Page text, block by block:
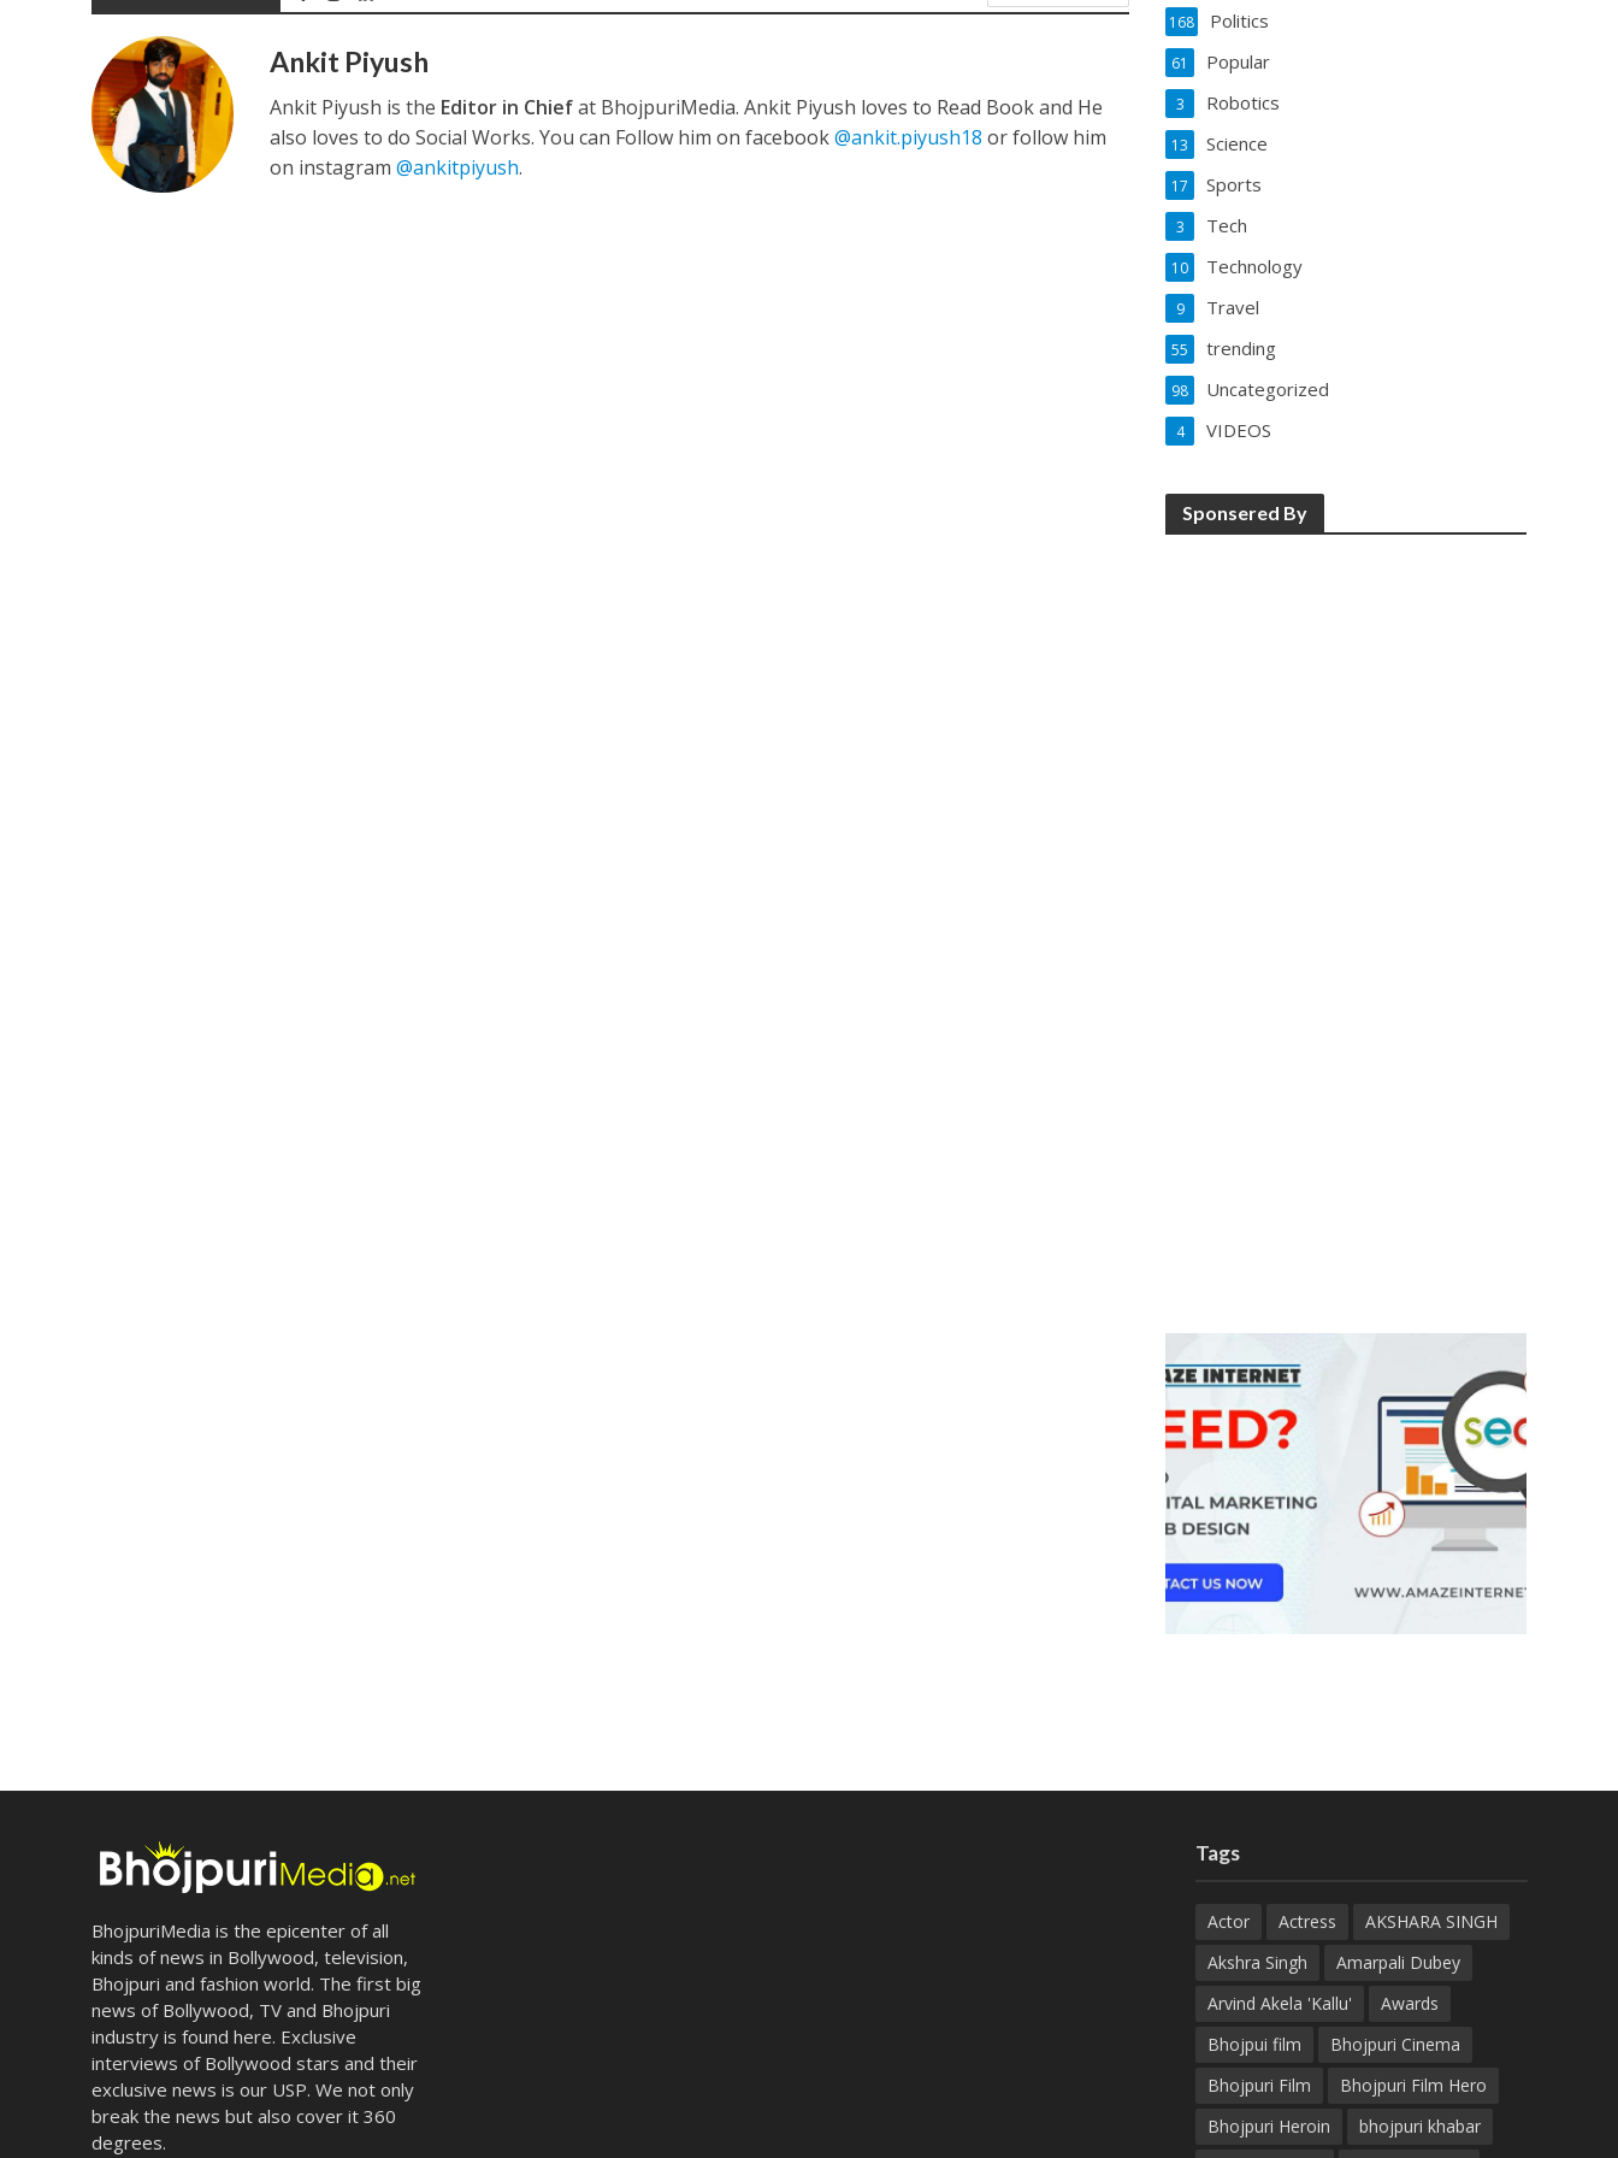
Ankit Piyush
Ankit Piyush is the Editor in Chiefat BhojpuriMedia. Ankit Piyush loves to Read Book and He
also loves to do Social Works. You can Follow him on facebook@ankit.piyush18 or follow him
on instagram@ankitpiyush.
Politics
168
Popular
61
Robotics
3
Science
13
Sports
17
Tech
3
Technology
10
Travel
9
trending
55
Uncategorized
98
VIDEOS
4
Sponsered By
BhojpuriMedia is the epicenter of all
kinds of news in Bollywood, television,
Bhojpuri and fashion world. The first big
news of Bollywood, TV and Bhojpuri
industry is found here. Exclusive
interviews of Bollywood stars and their
exclusive news is our USP. We not only
break the news but also cover it 360
degrees.
Tags
Actor Actress
AKSHARA SINGH
Akshra Singh
Amarpali Dubey
Arvind Akela 'Kallu'
Awards
Bhojpui film
Bhojpuri Cinema
Bhojpuri Film
Bhojpuri Film Hero
Bhojpuri Heroin
bhojpuri khabar